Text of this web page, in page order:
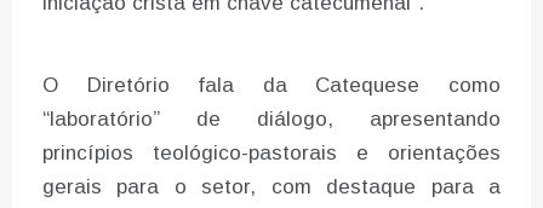
O Diretório fala da Catequese como
“laboratório” de diálogo, apresentando
princípios teológico-pastorais e orientações
gerais para o setor, com destaque para a